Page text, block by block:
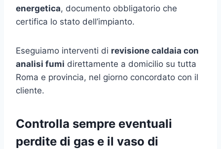
energetica, documento obbligatorio che
certifica lo stato dell’impianto.
Eseguiamo interventi di revisione caldaia con
analisi fumi direttamente a domicilio su tutta
Roma e provincia, nel giorno concordato con il
cliente.
Controlla sempre eventuali
perdite di gas e il vaso di